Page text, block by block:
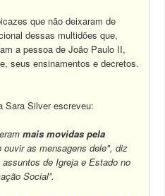
que não deixaram de
dessas multidões que,
a pessoa de João Paulo II,
seus ensinamentos e decretos.
Sara Silver escreveu:
mais movidas pela
ouvir as mensagens dele", diz
de Igreja e Estado no
Social”.